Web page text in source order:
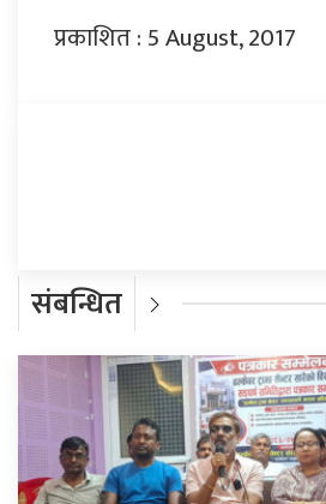
प्रकाशित : 5 August, 2017
संबन्धित